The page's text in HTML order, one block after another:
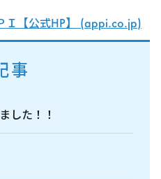
Ｉ【公式HP】 (appi.co.jp)
事
した！！